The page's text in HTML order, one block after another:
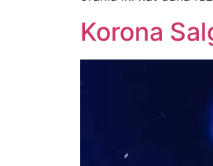
Korona